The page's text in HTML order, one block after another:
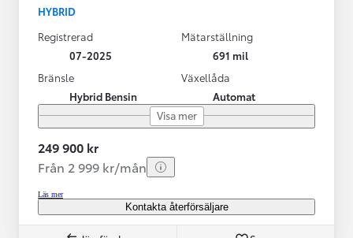
HYBRID
Registrerad
07-2025
Mätarställning
691 mil
Bränsle
Hybrid Bensin
Växellåda
Automat
Visa mer
249 900 kr
Från 2 999 kr/mån
Läs mer
Kontakta återförsäljare